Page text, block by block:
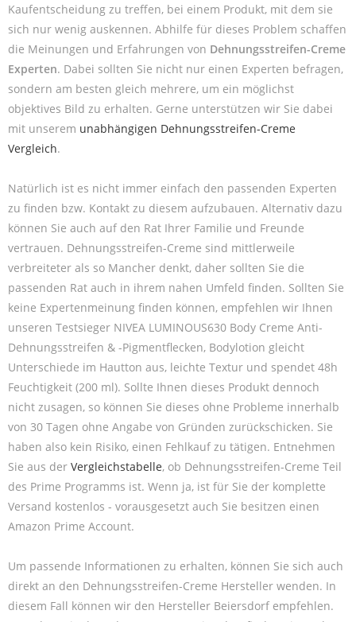
Kaufentscheidung zu treffen, bei einem Produkt, mit dem sie
sich nur wenig auskennen. Abhilfe für dieses Problem schaffen
die Meinungen und Erfahrungen von Dehnungsstreifen-Creme
Experten. Dabei sollten Sie nicht nur einen Experten befragen,
sondern am besten gleich mehrere, um ein möglichst
objektives Bild zu erhalten. Gerne unterstützen wir Sie dabei
mit unserem unabhängigen Dehnungsstreifen-Creme
Vergleich.
Natürlich ist es nicht immer einfach den passenden Experten
zu finden bzw. Kontakt zu diesem aufzubauen. Alternativ dazu
können Sie auch auf den Rat Ihrer Familie und Freunde
vertrauen. Dehnungsstreifen-Creme sind mittlerweile
verbreiteter als so Mancher denkt, daher sollten Sie die
passenden Rat auch in ihrem nahen Umfeld finden. Sollten Sie
keine Expertenmeinung finden können, empfehlen wir Ihnen
unseren Testsieger NIVEA LUMINOUS630 Body Creme Anti-
Dehnungsstreifen & -Pigmentflecken, Bodylotion gleicht
Unterschiede im Hautton aus, leichte Textur und spendet 48h
Feuchtigkeit (200 ml). Sollte Ihnen dieses Produkt dennoch
nicht zusagen, so können Sie dieses ohne Probleme innerhalb
von 30 Tagen ohne Angabe von Gründen zurückschicken. Sie
haben also kein Risiko, einen Fehlkauf zu tätigen. Entnehmen
Sie aus der Vergleichstabelle, ob Dehnungsstreifen-Creme Teil
des Prime Programms ist. Wenn ja, ist für Sie der komplette
Versand kostenlos - vorausgesetzt auch Sie besitzen einen
Amazon Prime Account.
Um passende Informationen zu erhalten, können Sie sich auch
direkt an den Dehnungsstreifen-Creme Hersteller wenden. In
diesem Fall können wir den Hersteller Beiersdorf empfehlen.